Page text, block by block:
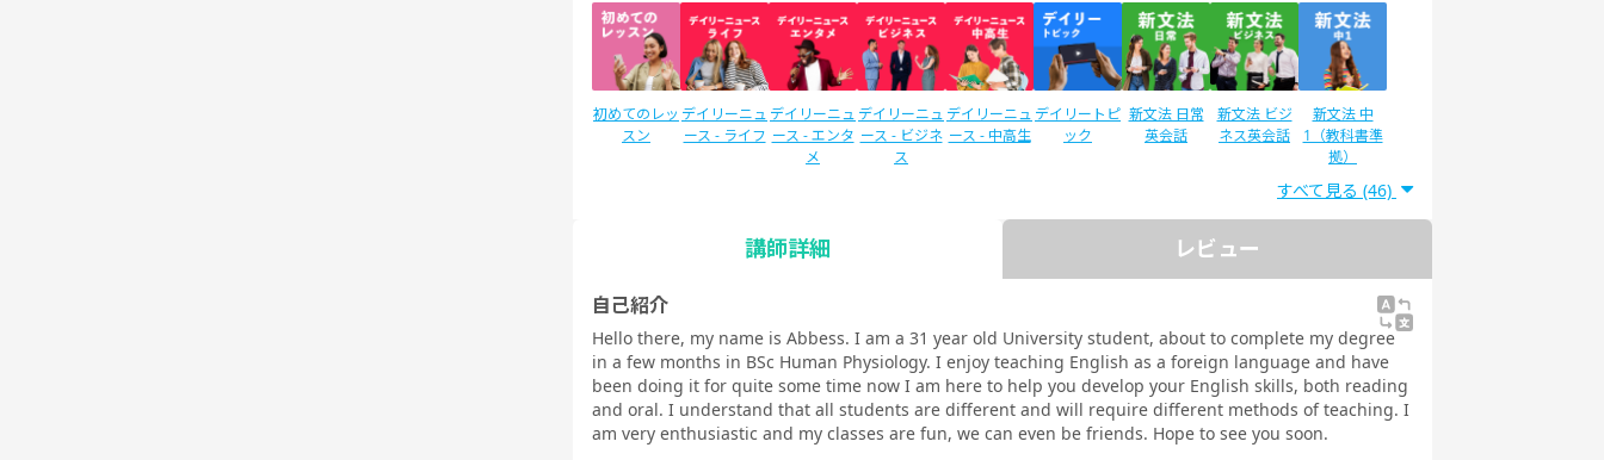
初めてのレッ
スン
デイリーニュ
ース - ライフ
デイリーニュ
ース - エンタ
メ
デイリーニュ
ース - ビジネ
ス
デイリーニュ
ース - 中高生
デイリートピ
ック
新文法 日常
英会話
新文法 ビジ
ネス英会話
新文法 中
1（教科書準
拠）
2（教科書準
拠）
コース Daily
教材
スタディサプ
コース Daily
教材
英検®二次試 IELTSスピー スピーキングスピーキング
テスト対策
ビジネス英会
話
すべて見る (46)
講師詳細 レビュー
自己紹介
Hello there, my name is Abbess. I am a 31 year old University student, about to complete my degree
in a few months in BSc Human Physiology. I enjoy teaching English as a foreign language and have
been doing it for quite some time now I am here to help you develop your English skills, both reading
and oral. I understand that all students are different and will require different methods of teaching. I
am very enthusiastic and my classes are fun, we can even be friends. Hope to see you soon.